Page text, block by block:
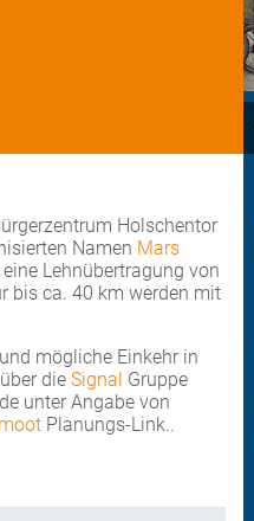
Holschentor
Namen Mars
Lehnübertragung von
bis ca. 40 km werden mit
mögliche Einkehr in
die Signal Gruppe
unter Angabe von
Planungs-Link..